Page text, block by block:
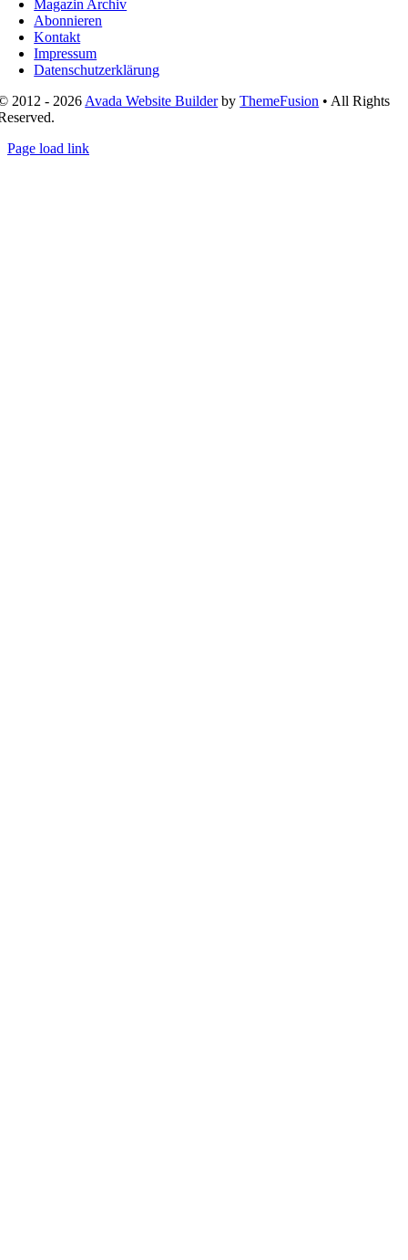
Magazin Archiv
Abonnieren
Kontakt
Impressum
Datenschutzerklärung
2012 - 2026 Avada Website BuilderbyThemeFusion • All Rights
Page load link